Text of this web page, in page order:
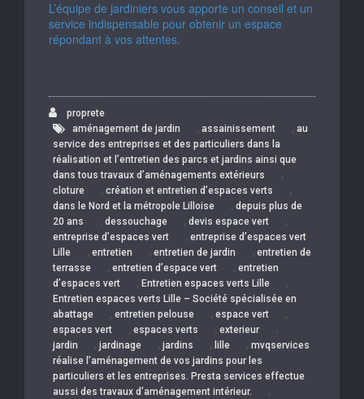
L’équipe de jardiniers vous apporte un conseil et un
service indispensable pour obtenir un espace
répondant à vos attentes.
proprete
aménagement de jardin
, assainissement , au
service des entreprises et des particuliers dans la
réalisation et l’entretien des parcs et jardins ainsi que
dans tous travaux d’aménagements extérieurs
,
cloture , création et entretien d’espaces verts ,
dans le Nord et la métropole Lilloise , depuis plus de
20 ans
, dessouchage , devis espace vert ,
entreprise d’espaces vert , entreprise d’espaces vert
Lille
, entretien , entretien de jardin , entretien de
terrasse
, entretien d’espace vert , entretien
d’espaces vert
, Entretien espaces verts Lille ,
Entretien espaces verts Lille – Société spécialisée en
abattage
, entretien pelouse , espace vert ,
espaces vert , espaces verts , exterieur ,
jardin , jardinage , jardins , lille , mvqservices
réalise l’aménagement de vos jardins pour les
particuliers et les entreprises. Presta services effectue
aussi des travaux d’aménagement intérieur.
,